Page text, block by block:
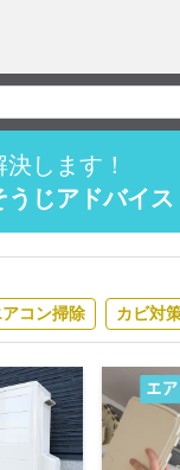
します！
うじアドバイス
アコン掃除 カビ対